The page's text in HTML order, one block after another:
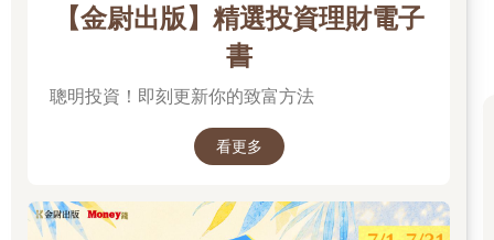
二○○七到二○一七這十年間，英國的自行車選手共計拿下一百七
十八座世界冠軍、奧運加殘奧金牌共六十六面，以及五次環法自
行車賽的勝利。世人普遍認為這是自行車運動史上最成功的一段
這一切是怎麼發生的？那些乍看之下似乎頂多只能帶來些許不同
的細微改變，如何能讓一群原本很普通的運動員變成世界冠軍？
小小的改善為什麼可以累積成如此非凡的成果？你又可以怎麼把
複利效應讓小習慣造就大不同
【金尉出版】精選投資理財電子
書
聰明投資！即刻更新你的致富方法
看更多